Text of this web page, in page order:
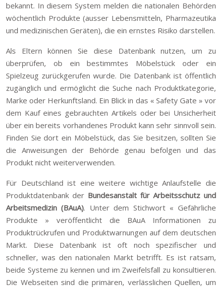
bekannt. In diesem System melden die nationalen Behörden
wöchentlich Produkte (ausser Lebensmitteln, Pharmazeutika
und medizinischen Geräten), die ein ernstes Risiko darstellen.
Als Eltern können Sie diese Datenbank nutzen, um zu
überprüfen, ob ein bestimmtes Möbelstück oder ein
Spielzeug zurückgerufen wurde. Die Datenbank ist öffentlich
zugänglich und ermöglicht die Suche nach Produktkategorie,
Marke oder Herkunftsland. Ein Blick in das « Safety Gate » vor
dem Kauf eines gebrauchten Artikels oder bei Unsicherheit
über ein bereits vorhandenes Produkt kann sehr sinnvoll sein.
Finden Sie dort ein Möbelstück, das Sie besitzen, sollten Sie
die Anweisungen der Behörde genau befolgen und das
Produkt nicht weiterverwenden.
Für Deutschland ist eine weitere wichtige Anlaufstelle die
Produktdatenbank der Bundesanstalt für Arbeitsschutz und
Arbeitsmedizin (BAuA). Unter dem Stichwort « Gefährliche
Produkte » veröffentlicht die BAuA Informationen zu
Produktrückrufen und Produktwarnungen auf dem deutschen
Markt. Diese Datenbank ist oft noch spezifischer und
schneller, was den nationalen Markt betrifft. Es ist ratsam,
beide Systeme zu kennen und im Zweifelsfall zu konsultieren.
Die Webseiten sind die primären, verlässlichen Quellen, um